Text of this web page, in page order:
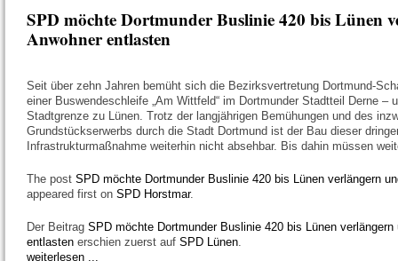
SPD möchte Dortmunder Buslinie 420 bis Lünen
Anwohner entlasten
Seit über zehn Jahren bemüht sich die Bezirksvertretung Dortmund-
einer Buswendeschleife „Am Wittfeld“ im Dortmunder Stadtteil Derne –
Stadtgrenze zu Lünen. Trotz der langjährigen Bemühungen und des
Grundstückserwerbs durch die Stadt Dortmund ist der Bau dieser
Infrastrukturmaßnahme weiterhin nicht absehbar. Bis dahin müssen
The post SPD möchte Dortmunder Buslinie 420 bis Lünen verlängern
appeared first on SPD Horstmar.
Der Beitrag SPD möchte Dortmunder Buslinie 420 bis Lünen verlängern
entlasten erschien zuerst auf SPD Lünen.
weiterlesen ...